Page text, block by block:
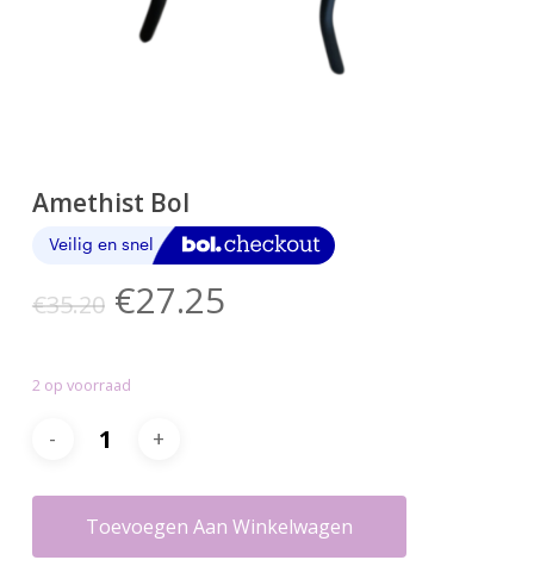
Amethist Bol
€35.20 Oorspronkelijke
was:
€35.20.
€27.25Huidige
2 op voorraad
Toevoegen Aan Winkelwagen